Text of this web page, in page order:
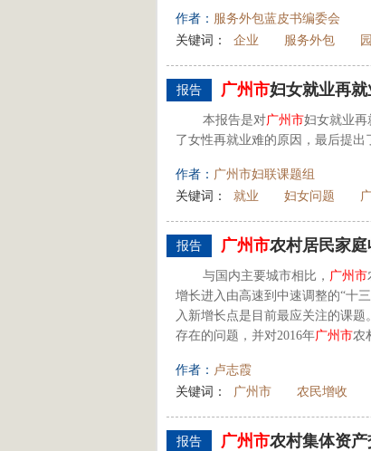
作者： 服务外包蓝皮书编委会
关键词：
企业 服务外包
报告 广州市妇女就业再
本报告是对广州市妇女就业再
了女性再就业难的原因，最后提出
作者： 广州市妇联课题组
关键词：
就业 妇女问题
报告 广州市农村居民家
与国内主要城市相比， 广州市
增长进入由高速到中速调整的“十
入新增长点是目前最应关注的课
存在的问题，并对2016年广州市农
作者： 卢志霞
关键词：
广州市 农民增收
报告 广州市农村集体资